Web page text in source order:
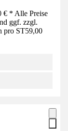
€ * Alle Preise
ggf. zzgl.
pro ST59,00